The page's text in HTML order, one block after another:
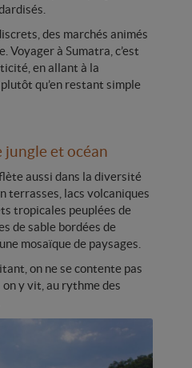
des marchés animés
Voyager à Sumatra, c’est
en allant à la
qu’en restant simple
jungle et océan
aussi dans la diversité
terrasses, lacs volcaniques
tropicales peuplées de
de sable bordées de
mosaïque de paysages.
on ne se contente pas
on y vit, au rythme des